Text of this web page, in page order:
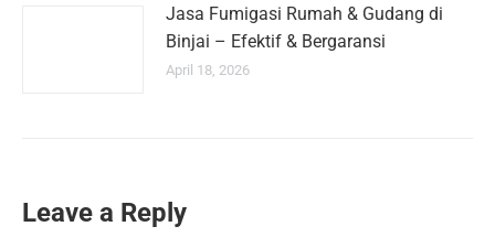
Jasa Fumigasi Rumah & Gudang di
Binjai – Efektif & Bergaransi
April 18, 2026
Leave a Reply